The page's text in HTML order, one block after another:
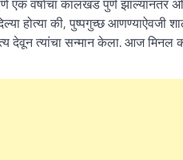
एक वर्षाचा कालखंड पुर्ण झाल्यानंतर
होत्या की, पुष्पगुच्छ आणण्याऐवजी
देवून त्यांचा सन्मान केला. आज मिनल